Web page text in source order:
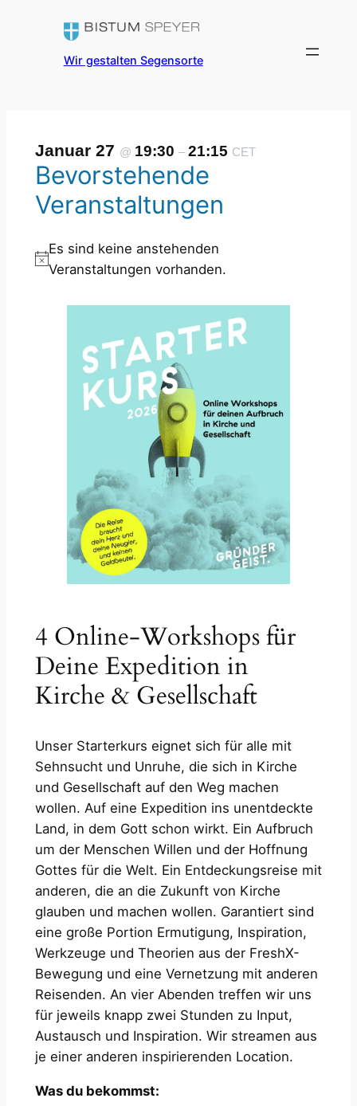
Wir gestalten Segensorte
Januar 27 @ 19:30 – 21:15 CET
Bevorstehende
Veranstaltungen
H
Es sind keine anstehenden
Veranstaltungen vorhanden.
4 Online-Workshops für
Deine Expedition in
Kirche & Gesellschaft
Unser Starterkurs eignet sich für alle mit
Sehnsucht und Unruhe, die sich in Kirche
und Gesellschaft auf den Weg machen
wollen. Auf eine Expedition ins unentdeckte
Land, in dem Gott schon wirkt. Ein Aufbruch
um der Menschen Willen und der Hoffnung
Gottes für die Welt. Ein Entdeckungsreise mit
anderen, die an die Zukunft von Kirche
glauben und machen wollen. Garantiert sind
eine große Portion Ermutigung, Inspiration,
Werkzeuge und Theorien aus der FreshX-
Bewegung und eine Vernetzung mit anderen
Reisenden. An vier Abenden treffen wir uns
für jeweils knapp zwei Stunden zu Input,
Austausch und Inspiration. Wir streamen aus
je einer anderen inspirierenden Location.
Was du bekommst: